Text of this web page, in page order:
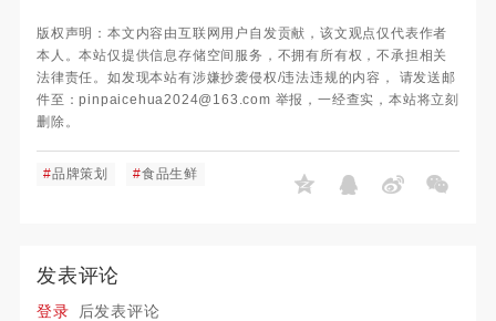
版权声明：本文内容由互联网用户自发贡献，该文观点仅代表作者
本人。本站仅提供信息存储空间服务，不拥有所有权，不承担相关
法律责任。如发现本站有涉嫌抄袭侵权/违法违规的内容， 请发送邮
件至：pinpaicehua2024@163.com 举报，一经查实，本站将立刻
删除。
#品牌策划 #食品生鲜
发表评论
登录 后发表评论